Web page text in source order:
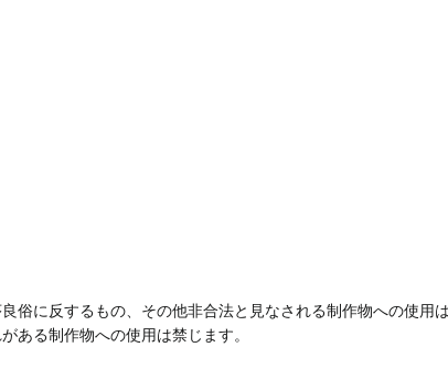
に反するもの、その他非合法と見なされる制作物への使用は
ある制作物への使用は禁じます。